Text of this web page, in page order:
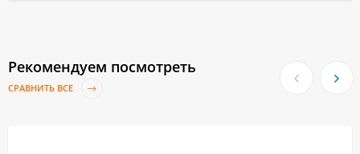
Рекомендуем посмотреть
СРАВНИТЬ ВСЕ